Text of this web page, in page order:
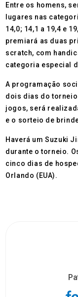
Entre os homens,
lugares nas
14,0; 14,1 a 19,4 e
premiará as duas
scratch, com
categoria especial
A programação
dois dias do
jogos, será
e o sorteio de
Haverá um Suzuki
durante o torneio.
cinco dias de
Orlando (EUA).